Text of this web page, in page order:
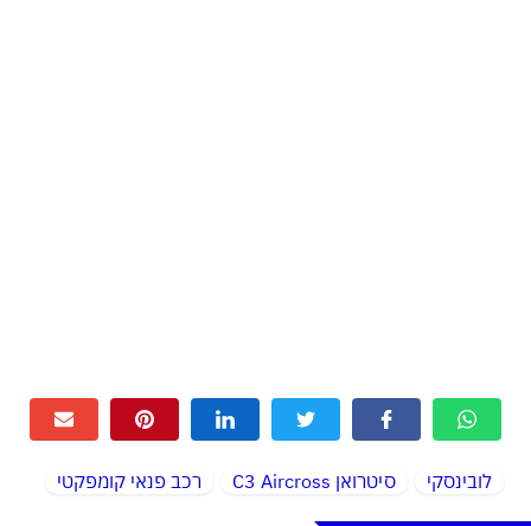
לובינסקי סיטרואן C3 Aircross רכב פנאי קומפקטי